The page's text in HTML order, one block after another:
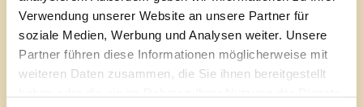
Verwendung unserer Website an unsere Partner für
soziale Medien, Werbung und Analysen weiter. Unsere
Partner führen diese Informationen möglicherweise mit
weiteren Daten zusammen, die Sie ihnen bereitgestellt
Kino vor Ort